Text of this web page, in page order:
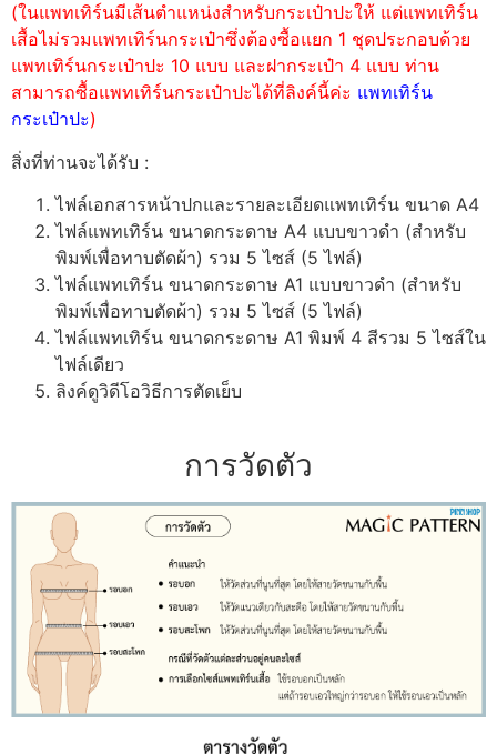
(ในแพทเทิร์นมีเส้นตำแหน่งสำหรับกระเป๋าปะให้ แต่แพทเทิร์น
เสื้อไม่รวมแพทเทิร์นกระเป๋าซึ่งต้องซื้อแยก 1 ชุดประกอบด้วย
แพทเทิร์นกระเป๋าปะ 10 แบบ และฝากระเป๋า 4 แบบ ท่าน
สามารถซื้อแพทเทิร์นกระเป๋าปะได้ที่ลิงค์นี้ค่ะ แพทเทิร์น
กระเป๋าปะ)
สิ่งที่ท่านจะได้รับ :
ไฟล์เอกสารหน้าปกและรายละเอียดแพทเทิร์น ขนาด A4
ไฟล์แพทเทิร์น ขนาดกระดาษ A4 แบบขาวดำ (สำหรับ
พิมพ์เพื่อทาบตัดผ้า) รวม 5 ไซส์ (5 ไฟล์)
ไฟล์แพทเทิร์น ขนาดกระดาษ A1 แบบขาวดำ (สำหรับ
พิมพ์เพื่อทาบตัดผ้า) รวม 5 ไซส์ (5 ไฟล์)
ไฟล์แพทเทิร์น ขนาดกระดาษ A1 พิมพ์ 4 สีรวม 5 ไซส์ใน
ไฟล์เดียว
ลิงค์ดูวิดีโอวิธีการตัดเย็บ
การวัดตัว